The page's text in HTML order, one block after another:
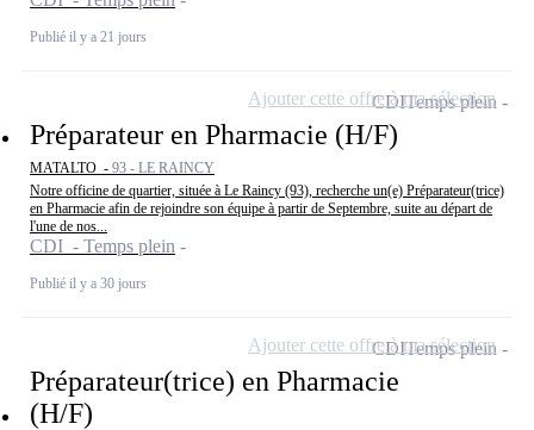
Publié il y a 21 jours
Préparateur en Pharmacie (H/F)
MATALTO - 93 - LE RAINCY
Notre officine de quartier, située à Le Raincy (93), recherche un(e) Préparateur(trice)
en Pharmacie afin de rejoindre son équipe à partir de Septembre, suite au départ de
l'une de nos...
CDI - Temps plein
Publié il y a 30 jours
CDITemps plein
Ajouter cette offre à ma sélection
Préparateur(trice) en Pharmacie
(H/F)
CDITemps plein
Ajouter cette offre à ma sélection